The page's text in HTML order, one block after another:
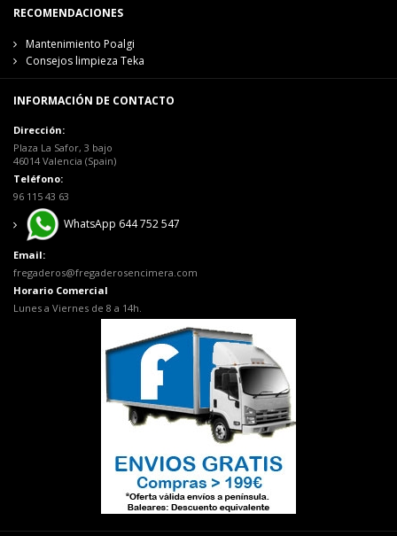
RECOMENDACIONES
Mantenimiento Poalgi
Consejos limpieza Teka
INFORMACIÓN DE CONTACTO
Dirección:
Plaza La Safor, 3 bajo
46014 Valencia (Spain)
Teléfono:
96 115 43 63
WhatsApp 644 752 547
Email:
fregaderos@fregaderosencimera.com
Horario Comercial
Lunes a Viernes de 8 a 14h.